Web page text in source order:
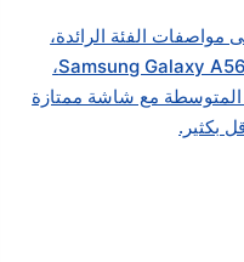
مواصفات الفئة الرائدة،
فمن الجيد أيضًا الاطلاع على مراجعة Samsung Galaxy A56،
المتوسطة مع شاشة ممتازة